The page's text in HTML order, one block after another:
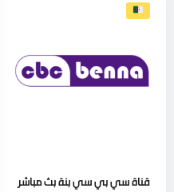
قناة سي بي سي بنة بث مباشر